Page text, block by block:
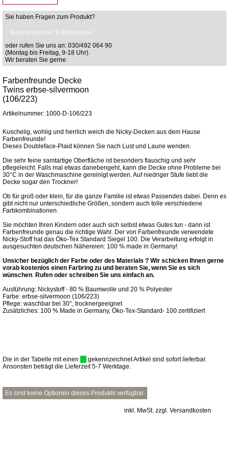
Sie haben Fragen zum Produkt?
Rückruf-Service / E-Mail-Service
oder rufen Sie uns an: 030/492 064 90
(Montag bis Freitag, 9-18 Uhr).
Wir beraten Sie gerne.
Farbenfreunde Decke
Twins erbse-silvermoon
(106/223)
Artikelnummer: 1000-D-106/223
Kuschelig, wohlig und herrlich weich die Nicky-Decken aus dem Hause
Farbenfreunde!
Dieses Doubleface-Plaid können Sie nach Lust und Laune wenden.
Die sehr feine samtartige Oberfläche ist besonders flauschig und sehr
pflegeleicht. Falls mal etwas danebengeht, kann die Decke ohne Probleme bei
30°C in der Waschmaschine gereinigt werden. Auf niedriger Stufe liebt die
Decke sogar den Trockner!
Ob für groß oder klein, für die ganze Familie ist etwas Passendes dabei. Denn es
gibt nicht nur unterschiedliche Größen, sondern auch tolle verschiedene
Farbkombinationen.
Sie möchten Ihren Kindern oder auch sich selbst etwas Gutes tun - dann ist
Farbenfreunde genau die richtige Wahl. Der von Farbenfreunde verwendete
Nicky-Stoff hat das Öko-Tex Standard Siegel 100. Die Verarbeitung erfolgt in
ausgesuchten deutschen Nähereien: 100 % made in Germany!
Unsicher bezüglich der Farbe oder des Materials ? Wir schicken Ihnen gerne
vorab kostenlos einen Farbring zu und beraten Sie, wenn Sie es sich
wünschen. Rufen oder schreiben Sie uns einfach an.
Ausführung: Nickystoff - 80 % Baumwolle und 20 % Polyester
Farbe: erbse-silvermoon (106/223)
Pflege: waschbar bei 30°, trocknergeeignet
Zusätzliches: 100 % Made in Germany, Öko-Tex-Standard- 100 zertifiziert
Die in der Tabelle mit einen
gekennzeichnet Artikel sind sofort lieferbar.
Ansonsten beträgt die Lieferzeit 5-7 Werktage.
Es sind keine Optionen dieses Produkts verfügbar.
inkl. MwSt. zzgl. Versandkosten